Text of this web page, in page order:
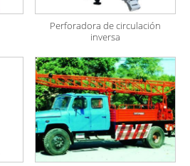
Perforadora de circulación
inversa